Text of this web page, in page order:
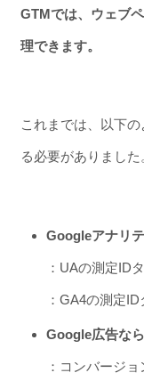
GTMでは、ウェブ
理できます。
これまでは、以下
る必要がありました
Googleアナリ
：UAの測定ID
：GA4の測定ID
Google広告なら
：コンバージ